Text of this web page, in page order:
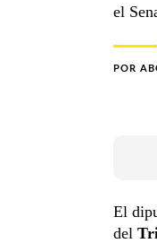
el
POR
El
del